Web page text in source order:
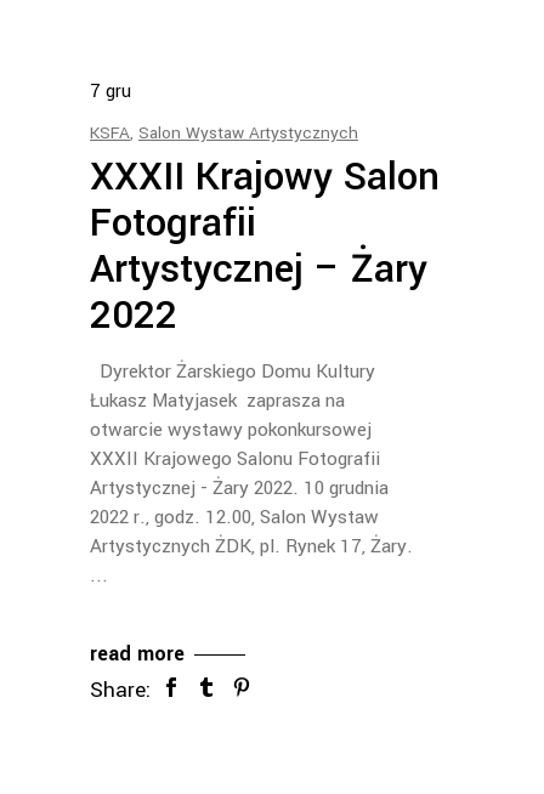
7 gru
KSFA, Salon Wystaw Artystycznych
XXXII Krajowy Salon
Fotografii
Artystycznej – Żary
2022
Dyrektor Żarskiego Domu Kultury
Łukasz Matyjasek zaprasza na
otwarcie wystawy pokonkursowej
XXXII Krajowego Salonu Fotografii
Artystycznej - Żary 2022. 10 grudnia
2022 r., godz. 12.00, Salon Wystaw
Artystycznych ŻDK, pl. Rynek 17, Żary.
read more
Share: